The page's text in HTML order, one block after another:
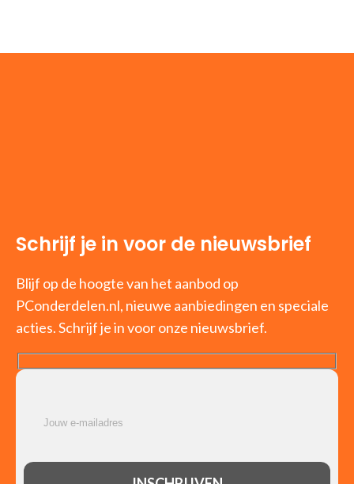
Schrijf je in voor de nieuwsbrief
Blijf op de hoogte van het aanbod op
PConderdelen.nl, nieuwe aanbiedingen en speciale
acties. Schrijf je in voor onze nieuwsbrief.